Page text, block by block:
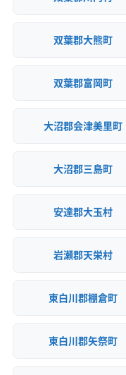
双葉郡大熊町
双葉郡富岡町
大沼郡会津美里町
大沼郡三島町
安達郡大玉村
岩瀬郡天栄村
東白川郡棚倉町
東白川郡矢祭町